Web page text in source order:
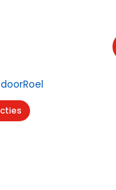
doorRoel